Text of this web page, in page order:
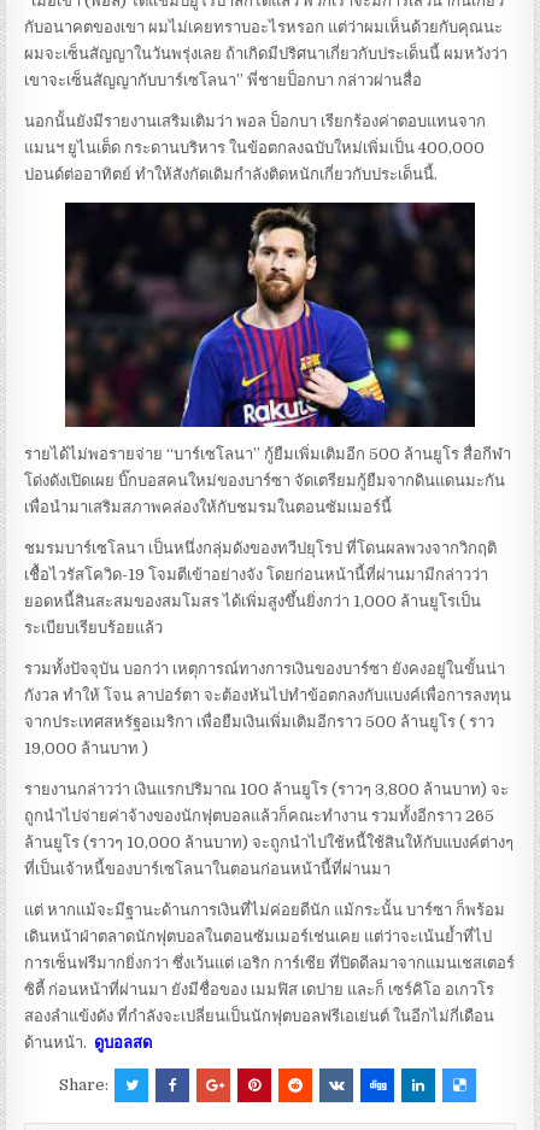
กับอนาคตของเขา ผมไม่เคยทราบอะไรหรอก แต่ว่าผมเห็นด้วยกับคุณนะ
ผมจะเซ็นสัญญาในวันพรุ่งเลย ถ้าเกิดมีปริศนาเกี่ยวกับประเด็นนี้ ผมหวังว่า
เขาจะเซ็นสัญญากับบาร์เซโลนา” พี่ชายป็อกบา กล่าวผ่านสื่อ
นอกนั้นยังมีรายงานเสริมเติมว่า พอล ป็อกบา เรียกร้องค่าตอบแทนจาก
แมนฯ ยูไนเต็ด กระดานบริหาร ในข้อตกลงฉบับใหม่เพิ่มเป็น 400,000
ปอนด์ต่ออาทิตย์ ทำให้สังกัดเดิมกำลังติดหนักเกี่ยวกับประเด็นนี้.
รายได้ไม่พอรายจ่าย “บาร์เซโลนา” กู้ยืมเพิ่มเติมอีก 500 ล้านยูโร สื่อกีฬา
โด่งดังเปิดเผย บิ๊กบอสคนใหม่ของบาร์ซา จัดเตรียมกู้ยืมจากดินแดนมะกัน
เพื่อนำมาเสริมสภาพคล่องให้กับชมรมในตอนซัมเมอร์นี้
ชมรมบาร์เซโลนา เป็นหนึ่งกลุ่มดังของทวีปยุโรป ที่โดนผลพวงจากวิกฤติ
เชื้อไวรัสโควิด-19 โจมตีเข้าอย่างจัง โดยก่อนหน้านี้ที่ผ่านมามีกล่าวว่า
ยอดหนี้สินสะสมของสมโมสร ได้เพิ่มสูงขึ้นยิ่งกว่า 1,000 ล้านยูโรเป็น
ระเบียบเรียบร้อยแล้ว
รวมทั้งปัจจุบัน บอกว่า เหตุการณ์ทางการเงินของบาร์ซา ยังคงอยู่ในขั้นน่า
กังวล ทำให้ โจน ลาปอร์ตา จะต้องหันไปทำข้อตกลงกับแบงค์เพื่อการลงทุน
จากประเทศสหรัฐอเมริกา เพื่อยืมเงินเพิ่มเติมอีกราว 500 ล้านยูโร ( ราว
19,000 ล้านบาท )
รายงานกล่าวว่า เงินแรกปริมาณ 100 ล้านยูโร (ราวๆ 3,800 ล้านบาท) จะ
ถูกนำไปจ่ายค่าจ้างของนักฟุตบอลแล้วก็คณะทำงาน รวมทั้งอีกราว 265
ล้านยูโร (ราวๆ 10,000 ล้านบาท) จะถูกนำไปใช้หนี้ใช้สินให้กับแบงค์ต่างๆ
ที่เป็นเจ้าหนี้ของบาร์เซโลนาในตอนก่อนหน้านี้ที่ผ่านมา
แต่ หากแม้จะมีฐานะด้านการเงินที่ไม่ค่อยดีนัก แม้กระนั้น บาร์ซา ก็พร้อม
เดินหน้าฝ่าตลาดนักฟุตบอลในตอนซัมเมอร์เช่นเคย แต่ว่าจะเน้นย้ำที่ไป
การเซ็นฟรีมากยิ่งกว่า ซึ่งเว้นแต่ เอริก การ์เซีย ที่ปิดดีลมาจากแมนเชสเตอร์
ซิตี้ ก่อนหน้าที่ผ่านมา ยังมีชื่อของ เมมฟิส เดปาย และก็ เซร์คิโอ อเกวโร
สองลำแข้งดัง ที่กำลังจะเปลี่ยนเป็นนักฟุตบอลฟรีเอเย่นต์ ในอีกไม่กี่เดือน
ด้านหน้า. ดูบอลสด
Share: